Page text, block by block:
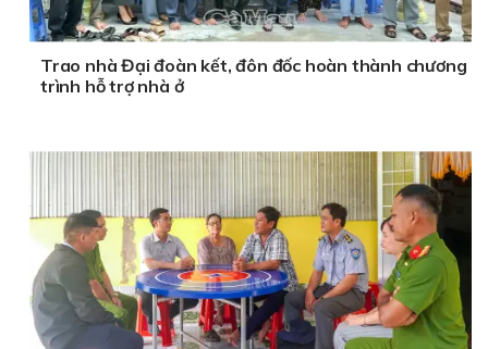
Trao nhà Đại đoàn kết, đôn đốc hoàn thành chương
trình hỗ trợ nhà ở